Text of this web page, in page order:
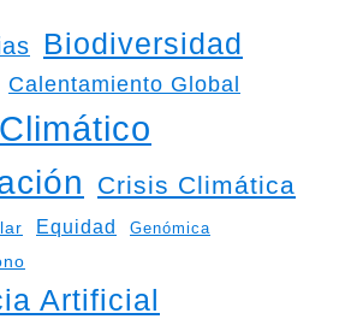
Biodiversidad
Calentamiento Global
Crisis Climática
Equidad Genómica
Artificial